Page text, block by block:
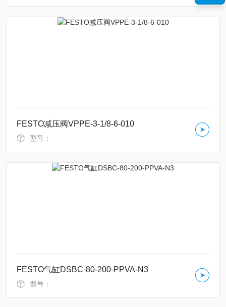
FESTO减压阀VPPE-3-1/8-6-010
型号：
FESTO气缸DSBC-80-200-PPVA-N3
型号：